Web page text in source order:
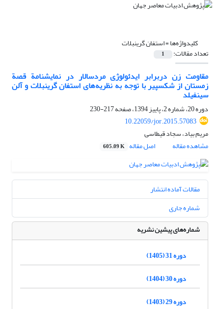
کلیدواژه‌ها =استفان گرینبلات
تعداد مقالات: 1
مقاومت زن دربرابر ایدئولوژی مردسالار در نمایشنامة قصة
زمستان از شکسپیر با توجه به نظریه‌های استفان گرینبلات و آلن
سینفیلد
دوره 20، شماره 2، پاییز 1394، صفحه
217-230
10.22059/jor.2015.57083
مریم بیاد، سجاد قیطاسی
مشاهده مقاله
اصل مقاله 605.09 K
مقالات آماده انتشار
شماره جاری
شماره‌های پیشین نشریه
دوره 31 (1405)
دوره 30 (1404)
دوره 29 (1403)